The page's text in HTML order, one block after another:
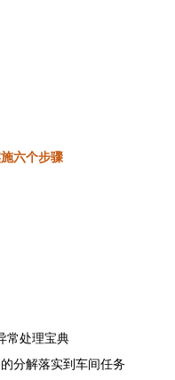
六个步骤
常处理宝典
分解落实到车间任务